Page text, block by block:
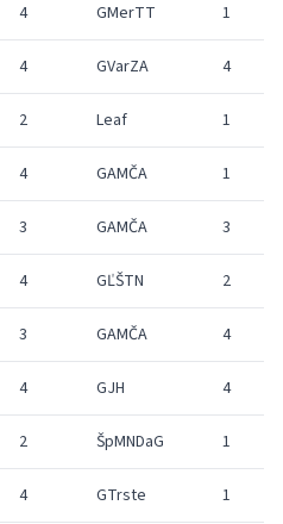
4 GMerTT 1
4 GVarZA 4
2 Leaf 1
4 GAMČA 1
3 GAMČA 3
4 GĽŠTN 2
3 GAMČA 4
4 GJH 4
2 ŠpMNDaG 1
4 GTrste 1